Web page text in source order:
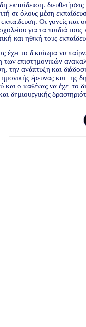
εκπαίδευση.
σε όλους μέση
Οι γονείς και
για τα παιδιά
και ηθική τους
έχει το δικαίωμα να
των επιστημονικών
την ανάπτυξη και
έρευνας και της
και ο καθένας να έχει το
δημιουργικής